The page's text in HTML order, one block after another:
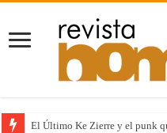
El Último Ke Zierre y el punk